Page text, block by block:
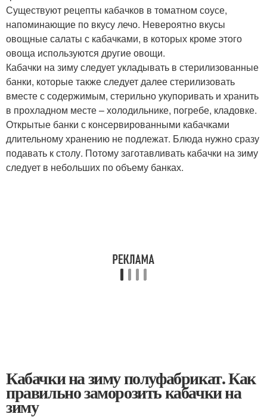
Существуют рецепты кабачков в томатном соусе,
напоминающие по вкусу лечо. Невероятно вкусы
овощные салаты с кабачками, в которых кроме этого
овоща используются другие овощи.
Кабачки на зиму следует укладывать в стерилизованные
банки, которые также следует далее стерилизовать
вместе с содержимым, стерильно укупоривать и хранить
в прохладном месте – холодильнике, погребе, кладовке.
Открытые банки с консервированными кабачками
длительному хранению не подлежат. Блюда нужно сразу
подавать к столу. Потому заготавливать кабачки на зиму
следует в небольших по объему банках.
Кабачки на зиму полуфабрикат. Как
правильно заморозить кабачки на
зиму